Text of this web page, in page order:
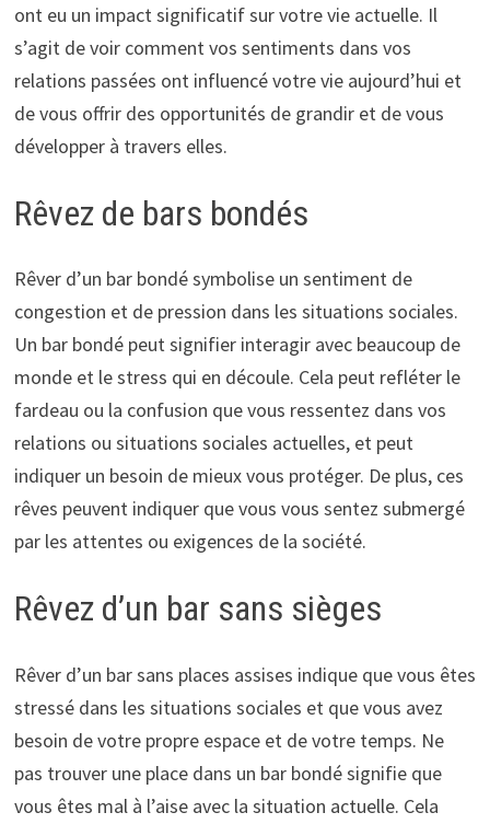
ont eu un impact significatif sur votre vie actuelle. Il
s’agit de voir comment vos sentiments dans vos
relations passées ont influencé votre vie aujourd’hui et
de vous offrir des opportunités de grandir et de vous
développer à travers elles.
Rêvez de bars bondés
Rêver d’un bar bondé symbolise un sentiment de
congestion et de pression dans les situations sociales.
Un bar bondé peut signifier interagir avec beaucoup de
monde et le stress qui en découle. Cela peut refléter le
fardeau ou la confusion que vous ressentez dans vos
relations ou situations sociales actuelles, et peut
indiquer un besoin de mieux vous protéger. De plus, ces
rêves peuvent indiquer que vous vous sentez submergé
par les attentes ou exigences de la société.
Rêvez d’un bar sans sièges
Rêver d’un bar sans places assises indique que vous êtes
stressé dans les situations sociales et que vous avez
besoin de votre propre espace et de votre temps. Ne
pas trouver une place dans un bar bondé signifie que
vous êtes mal à l’aise avec la situation actuelle. Cela